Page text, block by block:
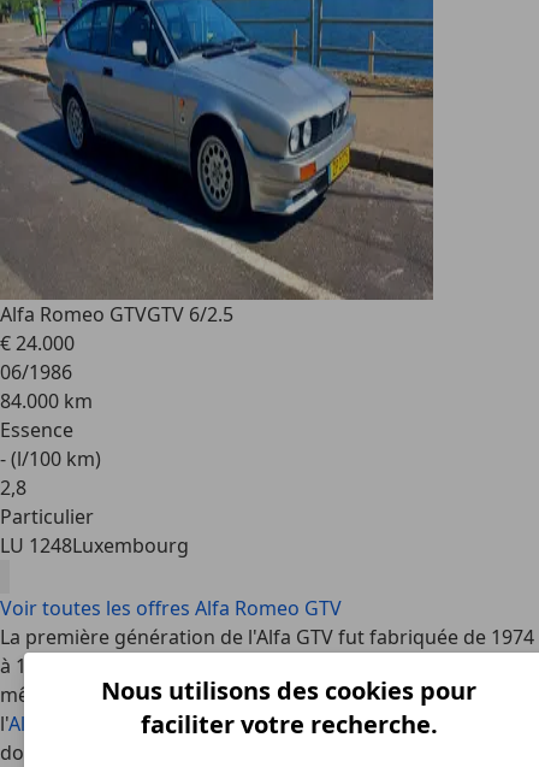
Alfa Romeo GTVGTV 6/2.5
€ 24.000
06/1986
84.000 km
Essence
- (l/100 km)
2,8
Particulier
LU 1248Luxembourg
Voir toutes les offres Alfa Romeo GTV
La première génération de l'Alfa GTV fut fabriquée de 1974
à 1981, la deuxième de 1981 à 2005. Au cours de cette
même année, l'Alfa GTV fut remplacée par son successeur
l'Alfa Brera
, une voiture de sport améliorée dans quelques
domaines, mais qui n'était plus tout aussi puissante que la
Nous utilisons des cookies pour
faciliter votre recherche.